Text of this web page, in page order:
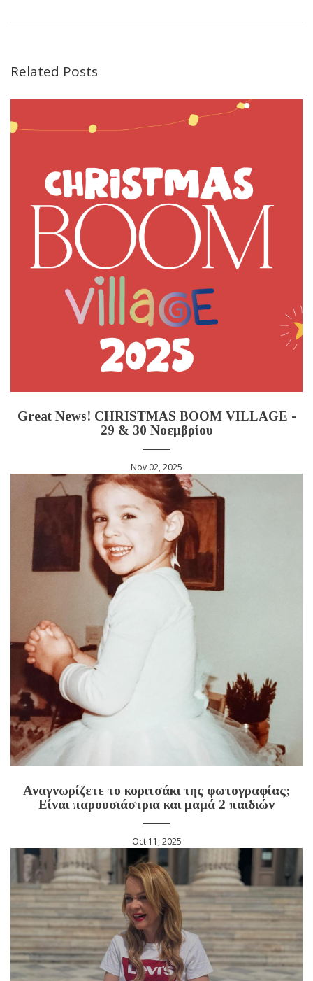
Related Posts
Great News! CHRISTMAS BOOM VILLAGE -
29 & 30 Νοεμβρίου
Nov 02, 2025
Αναγνωρίζετε το κοριτσάκι της φωτογραφίας;
Είναι παρουσιάστρια και μαμά 2 παιδιών
Oct 11, 2025